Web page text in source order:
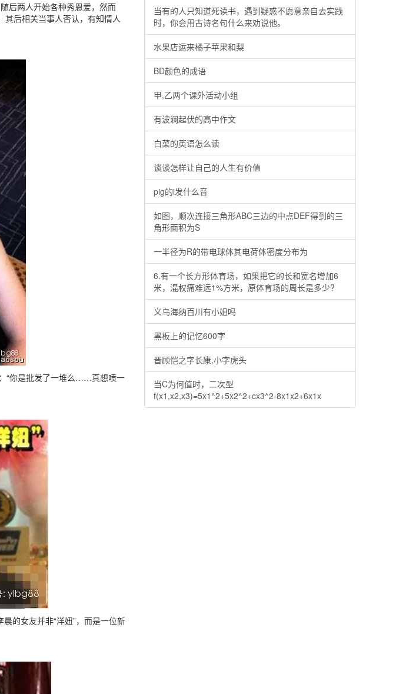
后两人开始各种秀恩爱，然而
其后相关当事人否认，有知情人
“你是批发了一堆么……真想喷一
的女友并非“洋妞”，而是一位新
当有的人只知道死读书，遇到疑惑不愿意亲自去实践
时，你会用古诗名句什么来劝说他。
水果店运来橘子苹果和梨
BD颜色的成语
甲,乙两个课外活动小组
有波澜起伏的高中作文
白菜的英语怎么读
谈谈怎样让自己的人生有价值
pig的i发什么音
如图，顺次连接三角形ABC三边的中点DEF得到的三
角形面积为S
一半径为R的带电球体其电荷体密度分布为
6.有一个长方形体育场，如果把它的长和宽名增加6
米，混权痛难远1%方米，原体育场的周长是多少?
义乌海纳百川有小姐吗
黑板上的记忆600字
晋顾恺之字长康,小字虎头
当C为何值时，二次型
f(x1,x2,x3)=5x1^2+5x2^2+cx3^2-8x1x2+6x1x